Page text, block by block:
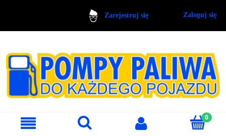
Zarejestruj się Zaloguj się